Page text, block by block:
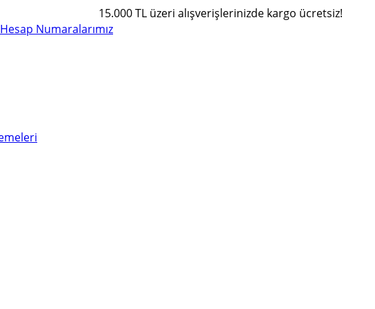
15.000 TL üzeri alışverişlerinizde kargo ücretsiz!
Hesap Numaralarımız